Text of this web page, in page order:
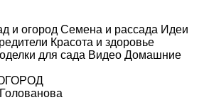
и огород Семена и рассада Идеи
Красота и здоровье
для сада Видео Домашние